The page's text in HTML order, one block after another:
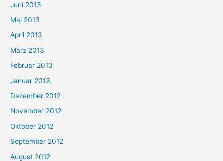
Juni 2013
Mai 2013
April 2013
März 2013
Februar 2013
Januar 2013
Dezember 2012
November 2012
Oktober 2012
September 2012
August 2012